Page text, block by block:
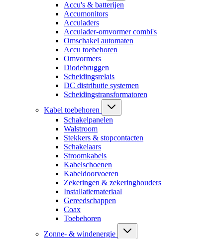
Accu's & batterijen
Accumonitors
Acculaders
Acculader-omvormer combi's
Omschakel automaten
Accu toebehoren
Omvormers
Diodebruggen
Scheidingsrelais
DC distributie systemen
Scheidingstransformatoren
Kabel toebehoren
Schakelpanelen
Walstroom
Stekkers & stopcontacten
Schakelaars
Stroomkabels
Kabelschoenen
Kabeldoorvoeren
Zekeringen & zekeringhouders
Installatiemateriaal
Gereedschappen
Coax
Toebehoren
Zonne- & windenergie